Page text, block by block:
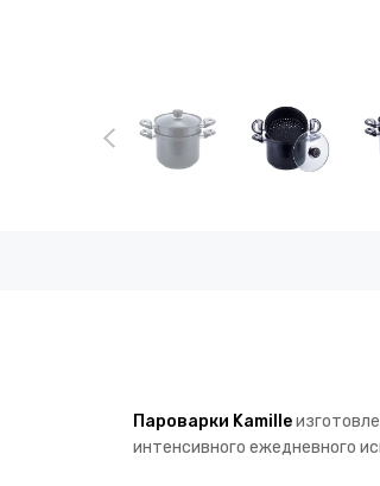
Пароварки Kamille
интенсивного ежедневного